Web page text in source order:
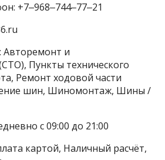
+7‒968‒744‒77‒21
Авторемонт и
Пункты технического
Ремонт ходовой части
шин, Шиномонтаж, Шины /
с 09:00 до 21:00
картой, Наличный расчёт,